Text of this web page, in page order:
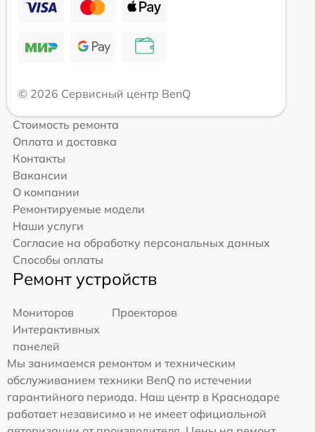
© 2026 Сервисный центр BenQ
Стоимость ремонта
Оплата и доставка
Контакты
Вакансии
О компании
Ремонтируемые модели
Наши услуги
Согласие на обработку персональных данных
Способы оплаты
Ремонт устройств
Мониторов
Проекторов
Интерактивных
панелей
Мы занимаемся ремонтом и техническим
обслуживанием техники BenQ по истечении
гарантийного периода. Наш центр в Краснодаре
работает независимо и не имеет официальной